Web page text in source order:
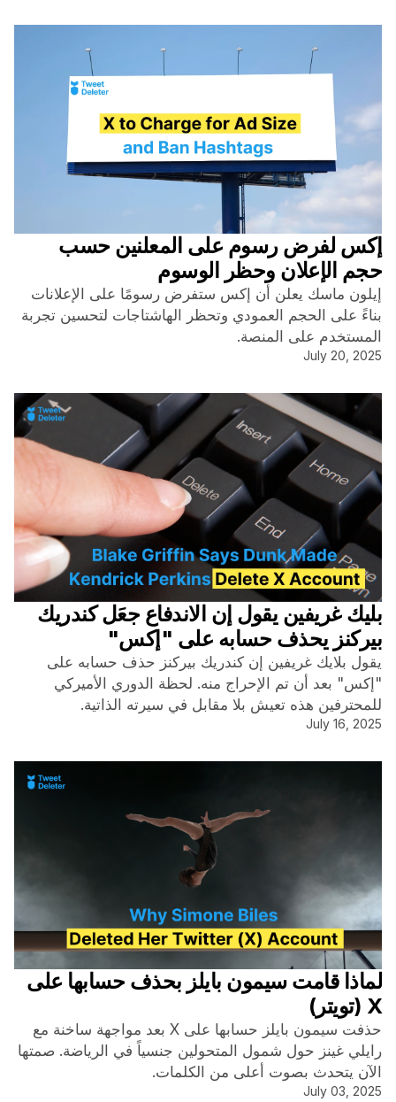
إكس لفرض رسوم على المعلنين حسب
حجم الإعلان وحظر الوسوم
إيلون ماسك يعلن أن إكس ستفرض رسومًا على الإعلانات
بناءً على الحجم العمودي وتحظر الهاشتاجات لتحسين تجربة
المستخدم على المنصة.
July 20, 2025
بليك غريفين يقول إن الاندفاع جعَل كندريك
بيركنز يحذف حسابه على "إكس"
يقول بلايك غريفين إن كندريك بيركنز حذف حسابه على
"إكس" بعد أن تم الإحراج منه. لحظة الدوري الأميركي
للمحترفين هذه تعيش بلا مقابل في سيرته الذاتية.
July 16, 2025
لماذا قامت سيمون بايلز بحذف حسابها على
X (تويتر)
حذفت سيمون بايلز حسابها على X بعد مواجهة ساخنة مع
رايلي غينز حول شمول المتحولين جنسياً في الرياضة. صمتها
الآن يتحدث بصوت أعلى من الكلمات.
July 03, 2025